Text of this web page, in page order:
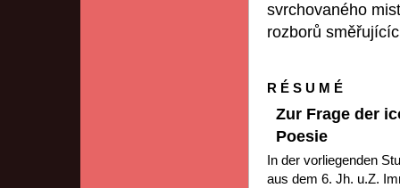
svrchovaného
rozborů
R É S U M É
Zur Frage der
Poesie
In der vorliegenden
aus dem 6. Jh. u.Z.